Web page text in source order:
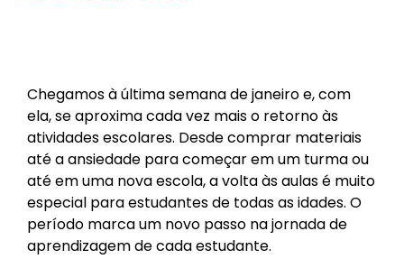
Chegamos à última semana de janeiro e, com
ela, se aproxima cada vez mais o retorno às
atividades escolares. Desde comprar materiais
até a ansiedade para começar em um turma ou
até em uma nova escola, a volta às aulas é muito
especial para estudantes de todas as idades. O
período marca um novo passo na jornada de
aprendizagem de cada estudante.